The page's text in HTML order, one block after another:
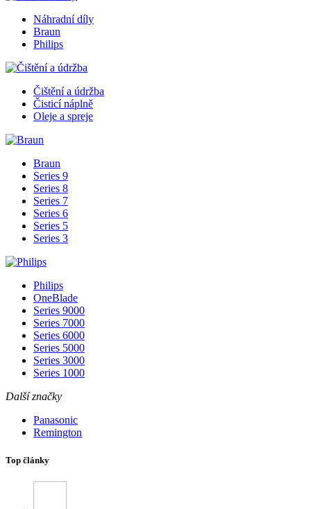
Náhradní díly
Braun
Philips
Čištění a údržba
Čisticí náplně
Oleje a spreje
Braun
Series 9
Series 8
Series 7
Series 6
Series 5
Series 3
Philips
OneBlade
Series 9000
Series 7000
Series 6000
Series 5000
Series 3000
Series 1000
Další značky
Panasonic
Remington
Top články